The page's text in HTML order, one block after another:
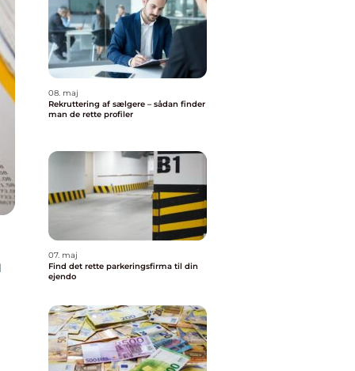
08. maj
Rekruttering af sælgere – sådan finder
man de rette profiler
07. maj
Find det rette parkeringsfirma til din
ejendo